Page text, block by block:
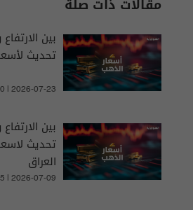
مقالات ذات صلة
بين
تحديث
| 2026-07-23
بين
تحديث
العراق
| 2026-07-09